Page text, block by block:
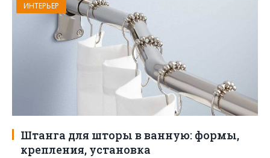
ИНТЕРЬЕР
Штанга для шторы в ванную: формы,
крепления, установка